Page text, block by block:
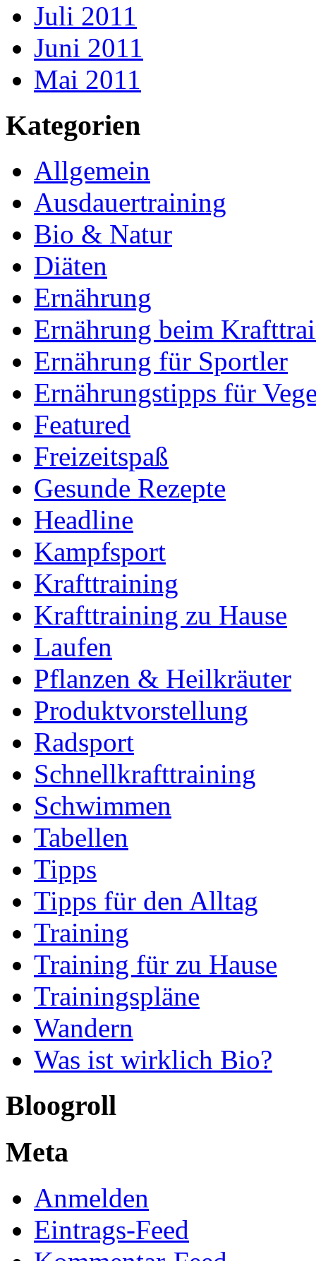
Juli 2011
Juni 2011
Mai 2011
Kategorien
Allgemein
Ausdauertraining
Bio & Natur
Diäten
Ernährung
Ernährung beim
Ernährung für Sportler
Ernährungstipps für
Featured
Freizeitspaß
Gesunde Rezepte
Headline
Kampfsport
Krafttraining
Krafttraining zu Hause
Laufen
Pflanzen & Heilkräuter
Produktvorstellung
Radsport
Schnellkrafttraining
Schwimmen
Tabellen
Tipps
Tipps für den Alltag
Training
Training für zu Hause
Trainingspläne
Wandern
Was ist wirklich Bio?
Bloogroll
Meta
Anmelden
Eintrags-Feed